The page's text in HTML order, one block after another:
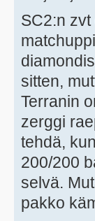
SC2:n
sitten,
Terranin
zerggi
tehdä,
200/200
selvä.
pakko